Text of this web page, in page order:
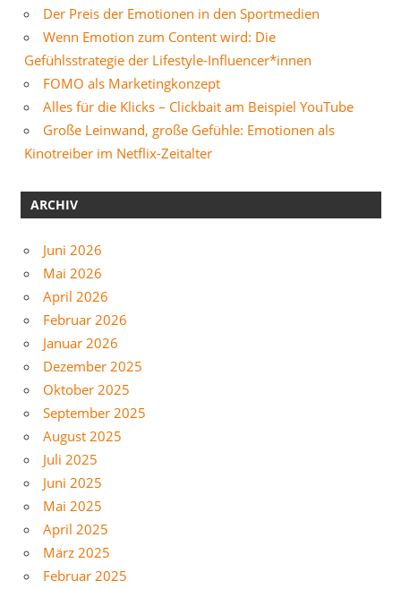
Der Preis der Emotionen in den Sportmedien
Wenn Emotion zum Content wird: Die
Gefühlsstrategie der Lifestyle-Influencer*innen
FOMO als Marketingkonzept
Alles für die Klicks – Clickbait am Beispiel YouTube
Große Leinwand, große Gefühle: Emotionen als
Kinotreiber im Netflix-Zeitalter
ARCHIV
Juni 2026
Mai 2026
April 2026
Februar 2026
Januar 2026
Dezember 2025
Oktober 2025
September 2025
August 2025
Juli 2025
Juni 2025
Mai 2025
April 2025
März 2025
Februar 2025